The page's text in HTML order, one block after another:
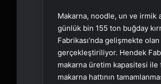
Makarna, noodle, un ve irmik
günlük bin 155 ton buğday
Fabrikası’nda gelişmekte
gerçekleştiriliyor. Hendek
makarna üretim kapasitesi ile
makarna hattının